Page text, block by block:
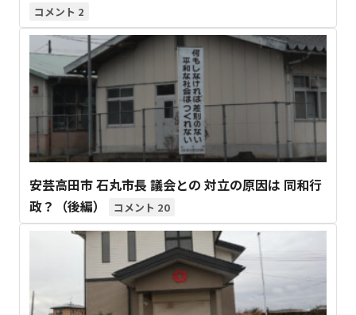
2
安芸高田市 石丸市長 議会との 対立の原因は 同和行
政？（後編）
20